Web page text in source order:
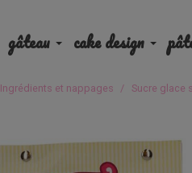
gâteau cake design
Ingrédients et nappages Sucre glace